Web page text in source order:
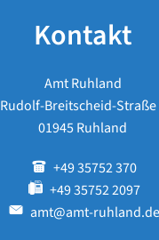
Kontakt
Amt Ruhland
Rudolf-Breitscheid-Straße
01945 Ruhland
+49 35752 370
+49 35752 2097
amt@amt-ruhland.de